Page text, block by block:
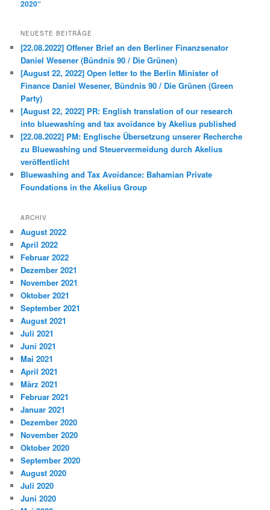
2020“
NEUESTE BEITRÄGE
[22.08.2022] Offener Brief an den Berliner Finanzsenator
Daniel Wesener (Bündnis 90 / Die Grünen)
[August 22, 2022] Open letter to the Berlin Minister of
Finance Daniel Wesener, Bündnis 90 / Die Grünen (Green
Party)
[August 22, 2022] PR: English translation of our research
into bluewashing and tax avoidance by Akelius published
[22.08.2022] PM: Englische Übersetzung unserer Recherche
zu Bluewashing und Steuervermeidung durch Akelius
veröffentlicht
Bluewashing and Tax Avoidance: Bahamian Private
Foundations in the Akelius Group
ARCHIV
August 2022
April 2022
Februar 2022
Dezember 2021
November 2021
Oktober 2021
September 2021
August 2021
Juli 2021
Juni 2021
Mai 2021
April 2021
März 2021
Februar 2021
Januar 2021
Dezember 2020
November 2020
Oktober 2020
September 2020
August 2020
Juli 2020
Juni 2020